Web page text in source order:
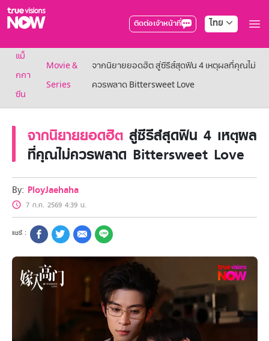
ติดต่อเจ้าหน้าที่ ไทย
True AF2026
แพ็กเกจ
NOW SPORTS
แพ็กเกจทรูวิชันส์นาวทั้งหมด
เคเบิลและจานดาวเทียม
สิทธิพิเศษ
Showtime
HoReCa
แพ็กเกจสำหรับผู้ประกอบการ
หาร้านร่วมรายการ
FAQs
แม็
กกา
ซีน
Movie &
Series
จากนิยายยอดฮิต สู่ซีรีส์สุดฟิน 4 เหตุผลที่คุณไม่
ควรพลาด Bittersweet Love
จากนิยายยอดฮิต สู่ซีรีส์สุดฟิน 4 เหตุผล
ที่คุณไม่ควรพลาด Bittersweet Love
By: PloyJaehaha
7 ก.ค. 2569 4:39 น.